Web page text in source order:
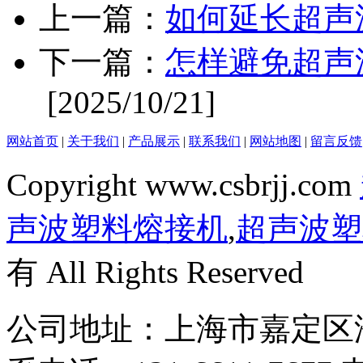
上一篇： 如何延长超
下一篇： 怎样避免超
[2025/10/21]
网站首页 | 关于我们 | 产品展示 | 联系我们 | 网站地图 | 留言反馈
Copyright www.csbrjj.com
声波塑料熔接机,超声波
有 All Rights Reserved
公司地址：上海市嘉定